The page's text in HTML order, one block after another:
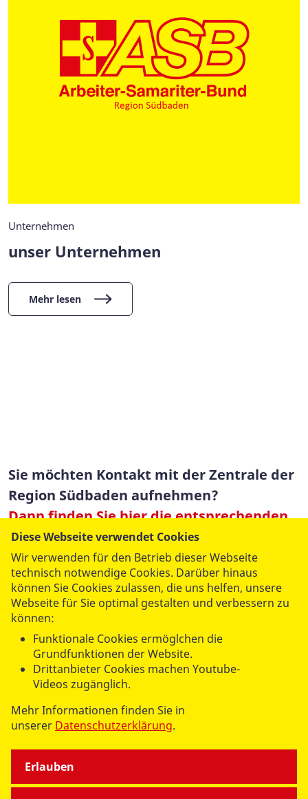
Unternehmen
unser Unternehmen
Mehr lesen
Sie möchten Kontakt mit der Zentrale der
Region Südbaden aufnehmen?
Dann finden Sie hier die entsprechenden
Ansprechpartner.
Diese Webseite verwendet Cookies
Wir verwenden für den Betrieb dieser Webseite
technisch notwendige Cookies. Darüber hinaus
können Sie Cookies zulassen, die uns helfen, unsere
Webseite für Sie optimal gestalten und verbessern zu
können:
Funktionale Cookies ermöglchen die
Grundfunktionen der Website.
Drittanbieter Cookies machen Youtube-
Videos zugänglich.
Mehr Informationen finden Sie in
unserer Datenschutzerklärung.
Erlauben